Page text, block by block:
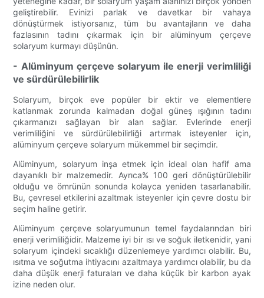
geliştirebilir. Evinizi parlak ve davetkar bir vahaya
dönüştürmek istiyorsanız, tüm bu avantajların ve daha
fazlasının tadını çıkarmak için bir alüminyum çerçeve
solaryum kurmayı düşünün.
- Alüminyum çerçeve solaryum ile enerji verimliliği
ve sürdürülebilirlik
Solaryum, birçok eve popüler bir ektir ve elementlere
katlanmak zorunda kalmadan doğal güneş ışığının tadını
çıkarmanızı sağlayan bir alan sağlar. Evlerinde enerji
verimliliğini ve sürdürülebilirliği artırmak isteyenler için,
alüminyum çerçeve solaryum mükemmel bir seçimdir.
Alüminyum, solaryum inşa etmek için ideal olan hafif ama
dayanıklı bir malzemedir. Ayrıca% 100 geri dönüştürülebilir
olduğu ve ömrünün sonunda kolayca yeniden tasarlanabilir.
Bu, çevresel etkilerini azaltmak isteyenler için çevre dostu bir
seçim haline getirir.
Alüminyum çerçeve solaryumunun temel faydalarından biri
enerji verimliliğidir. Malzeme iyi bir ısı ve soğuk iletkenidir, yani
solaryum içindeki sıcaklığı düzenlemeye yardımcı olabilir. Bu,
ısıtma ve soğutma ihtiyacını azaltmaya yardımcı olabilir, bu da
daha düşük enerji faturaları ve daha küçük bir karbon ayak
izine neden olur.